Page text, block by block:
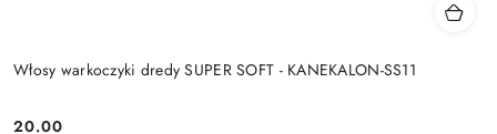
Włosy warkoczyki dredy SUPER SOFT - KANEKALON-SS11
20.00